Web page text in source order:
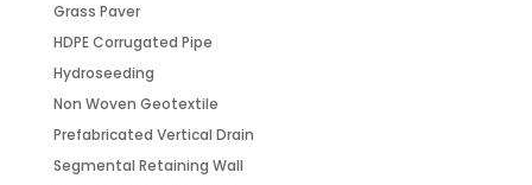
Grass Paver
HDPE Corrugated Pipe
Hydroseeding
Non Woven Geotextile
Prefabricated Vertical Drain
Segmental Retaining Wall